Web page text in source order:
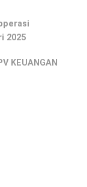
2025
KEUANGAN